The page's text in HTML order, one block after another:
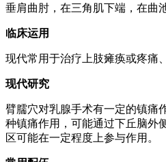
垂肩曲肘，在三角肌下端，在曲
临床运用
现代常用于治疗上肢瘫痪或疼痛
现代研究
臂臑穴对乳腺手术有一定的镇痛
种镇痛作用，可能通过下丘脑外
区可能在一定程度上参与作用。